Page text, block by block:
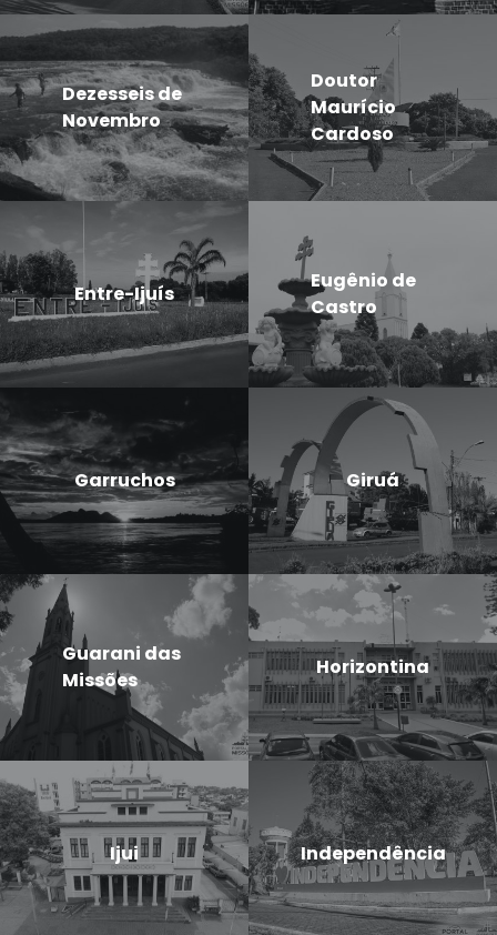
Dezesseis de
Novembro
Doutor
Maurício
Cardoso
Entre-Ijuís
Eugênio de
Castro
Garruchos Giruá
Guarani das
Missões
Horizontina
Ijui Independência